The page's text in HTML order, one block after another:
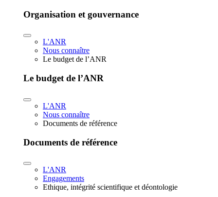
Organisation et gouvernance
L'ANR
Nous connaître
Le budget de l’ANR
Le budget de l’ANR
L'ANR
Nous connaître
Documents de référence
Documents de référence
L'ANR
Engagements
Ethique, intégrité scientifique et déontologie